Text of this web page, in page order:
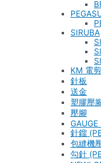
SIRUBA
KM 電剪
針板
送金
塑膠壓
壓腳
GAUGE
針鎦
包縫機
勾針